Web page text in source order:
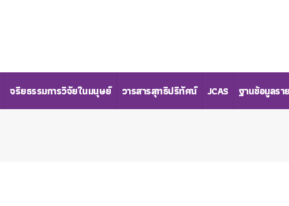
จริยธรรมการวิจัยในมนุษย์ วารสารสุทธิปริทัศน์ JCAS ฐานข้อมูลรา